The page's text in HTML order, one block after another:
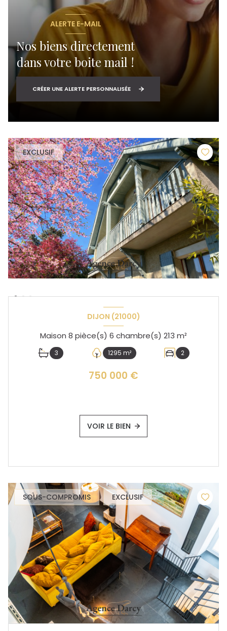
ALERTE E-MAIL
Nos biens directement
dans votre boite mail !
CRÉER UNE ALERTE PERSONNALISÉE
EXCLUSIF
DIJON (21000)
Maison 8 pièce(s) 6 chambre(s) 213 m²
3 1295 m² 2
750 000 €
VOIR LE BIEN
SOUS-COMPROMIS EXCLUSIF